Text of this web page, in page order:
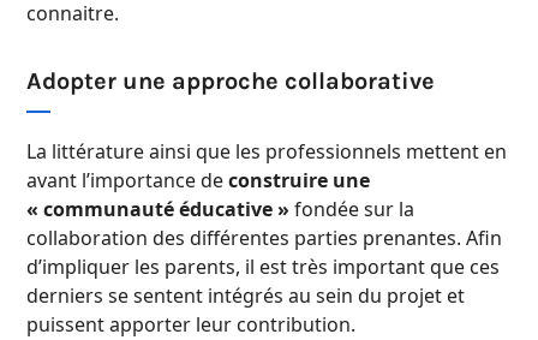
connaitre.
Adopter une approche collaborative
La littérature ainsi que les professionnels mettent en
avant l’importance deconstruire une
« communauté éducative » fondée sur la
collaboration des différentes parties prenantes. Afin
d’impliquer les parents, il est très important que ces
derniers se sentent intégrés au sein du projet et
puissent apporter leur contribution.